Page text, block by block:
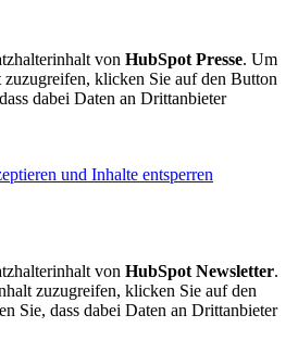
von HubSpot Presse. Um
klicken Sie auf den Button
dabei Daten an Drittanbieter
und Inhalte entsperren
von HubSpot Newsletter.
zuzugreifen, klicken Sie auf den
Sie, dass dabei Daten an Drittanbieter